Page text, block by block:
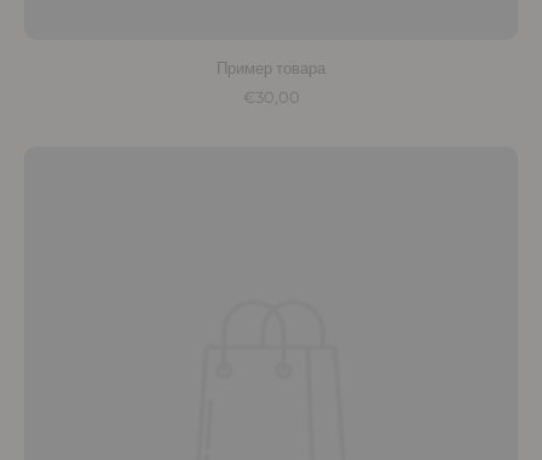
Пример товара
€30,00